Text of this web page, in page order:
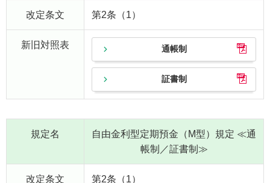
改定条文 第2条（1）
新旧対照表 通帳制
証書制
規定名
自由金利型定期預金（M型）規定 ≪通
帳制／証書制≫
改定条文 第2条（1）